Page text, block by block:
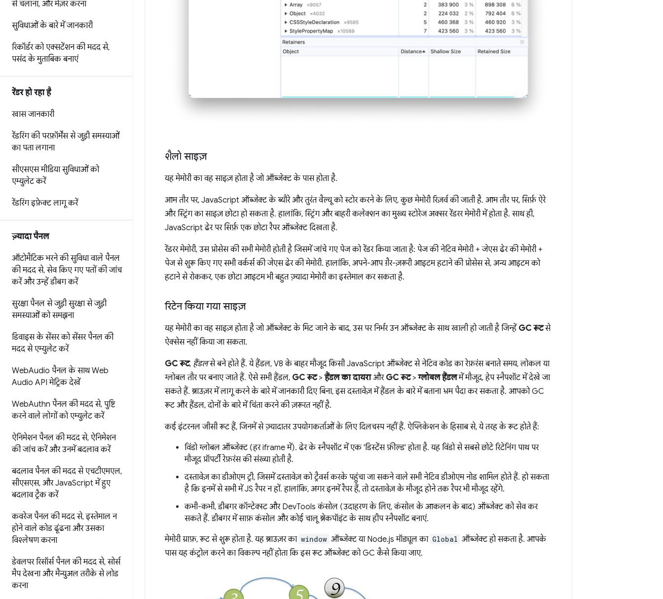
से चलाना, और मेज़र करना
सुविधाओं के बारे में जानकारी
रिकॉर्डर को एक्सटेंशन की मदद से,
पसंद के मुताबिक बनाएं
रेंडर हो रहा है
खास जानकारी
रेंडरिंग की परफ़ॉर्मेंस से जुड़ी समस्याओं
का पता लगाना
सीएसएस मीडिया सुविधाओं को
एम्युलेट करें
रेंडरिंग इफ़ेक्ट लागू करें
ज़्यादा पैनल
ऑटोमैटिक भरने की सुविधा वाले पैनल
की मदद से,सेव किए गए पतों की जांच
करें और उन्हें डीबग करें
सुरक्षा पैनल से जुड़ी सुरक्षा से जुड़ी
समस्याओं को समझना
डिवाइस के सेंसर को सेंसर पैनल की
मदद से एम्युलेट करें
WebAudio पैनल के साथ Web
Audio API मेट्रिक देखें
WebAuthn पैनल की मदद से, पुष्टि
करने वाले लोगों को एम्युलेट करें
ऐनिमेशन पैनल की मदद से, ऐनिमेशन
की जांच करें और उनमें बदलाव करें
बदलाव पैनल की मदद से एचटीएमएल,
सीएसएस, और JavaScript में हुए
बदलाव ट्रैक करें
कवरेज पैनल की मदद से,इस्तेमाल न
होने वाले कोड ढूंढना और उसका
विश्लेषण करना
डेवलपर रिसॉर्स पैनल की मदद से,सोर्स
मैप देखना और मैन्युअल तरीके से लोड
करना
शैलो साइज़
यह मेमोरी का वह साइज़ होता है जो ऑब्जेक्ट के पास होता है.
आम तौर पर, JavaScript ऑब्जेक्ट के ब्यौरे और तुरंत वैल्यू को स्टोर करने के लिए, कुछ मेमोरी रिज़र्व की जाती है. आम तौर पर, सिर्फ़ ऐरे
और स्ट्रिंग का साइज़ छोटा हो सकता है. हालांकि, स्ट्रिंग और बाहरी कलेक्शन का मुख्य स्टोरेज अक्सर रेंडरर मेमोरी में होता है. साथ ही,
JavaScript ढेर पर सिर्फ़ एक छोटा रैपर ऑब्जेक्ट दिखता है.
रेंडरर मेमोरी, उस प्रोसेस की सभी मेमोरी होती है जिसमें जांचे गए पेज को रेंडर किया जाता है: पेज की नेटिव मेमोरी + जेएस ढेर की मेमोरी +
पेज से शुरू किए गए सभी वर्कर्स की जेएस ढेर की मेमोरी. हालांकि, अपने-आप ग़ैर-ज़रूरी आइटम हटाने की प्रोसेस से, अन्य आइटम को
हटाने से रोककर, एक छोटा आइटम भी बहुत ज़्यादा मेमोरी का इस्तेमाल कर सकता है.
रिटेन किया गया साइज़
यह मेमोरी का वह साइज़ होता है जो ऑब्जेक्ट के मिट जाने के बाद, उस पर निर्भर उन ऑब्जेक्ट के साथ खाली हो जाती है जिन्हें GC रूटसे
ऐक्सेस नहीं किया जा सकता.
GC रूट, हैंडलसे बने होते हैं. ये हैंडल, V8 के बाहर मौजूद किसी JavaScript ऑब्जेक्ट से नेटिव कोड का रेफ़रंस बनाते समय, लोकल या
ग्लोबल तौर पर बनाए जाते हैं. ऐसे सभी हैंडल, GC रूट>हैंडल का दायराऔर GC रूट>ग्लोबल हैंडलमें मौजूद, हेप स्नैपशॉट में देखे जा
सकते हैं. ब्राउज़र में लागू करने के बारे में जानकारी दिए बिना, इस दस्तावेज़ में हैंडल के बारे में बताना भ्रम पैदा कर सकता है. आपको GC
रूट और हैंडल, दोनों के बारे में चिंता करने की ज़रूरत नहीं है.
कई इंटरनल जीसी रूट हैं, जिनमें से ज़्यादातर उपयोगकर्ताओं के लिए दिलचस्प नहीं हैं. ऐप्लिकेशन के हिसाब से, ये तरह के रूट होते हैं:
विंडो ग्लोबल ऑब्जेक्ट (हर iframe में). ढेर के स्नैपशॉट में एक 'डिस्टेंस फ़ील्ड' होता है. यह विंडो से सबसे छोटे रिटेनिंग पाथ पर
मौजूद प्रॉपर्टी रेफ़रंस की संख्या होती है.
दस्तावेज़ का डीओएम ट्री, जिसमें दस्तावेज़ को ट्रैवर्स करके पहुंचा जा सकने वाले सभी नेटिव डीओएम नोड शामिल होते हैं. हो सकता
है कि इनमें से सभी में JS रैपर न हों. हालांकि, अगर इनमें रैपर हैं, तो दस्तावेज़ के मौजूद होने तक रैपर भी मौजूद रहेंगे.
कभी-कभी, डीबगर कॉन्टेक्स्ट और DevTools कंसोल (उदाहरण के लिए, कंसोल के आकलन के बाद) ऑब्जेक्ट को सेव कर
सकते हैं. डीबगर में साफ़ कंसोल और कोई चालू ब्रेकपॉइंट के साथ हीप स्नैपशॉट बनाएं.
मेमोरी ग्राफ़, रूट से शुरू होता है. यह ब्राउज़र का window ऑब्जेक्ट या Node.js मॉड्यूल का Global ऑब्जेक्ट हो सकता है. आपके
पास यह कंट्रोल करने का विकल्प नहीं होता कि इस रूट ऑब्जेक्ट को GC कैसे किया जाए.